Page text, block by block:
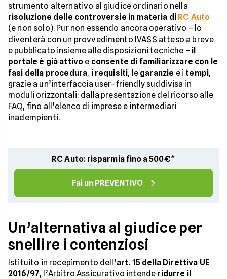
strumento alternativo al giudice ordinario nella
risoluzione delle controversie in materia di RC Auto
(e non solo). Pur non essendo ancora operativo – lo
diventerà con un provvedimento IVASS atteso a breve
e pubblicato insieme alle disposizioni tecniche – il
portale è già attivo e consente di familiarizzare con le
fasi della procedura, i requisiti, le garanzie e i tempi,
grazie a un’interfaccia user–friendly suddivisa in
moduli orizzontali: dalla presentazione del ricorso alle
FAQ, fino all’elenco di imprese e intermediari
inadempienti.
RC Auto: risparmia fino a 500€*
Fai un PREVENTIVO
Un’alternativa al giudice per
snellire i contenziosi
Istituito in recepimento dell’art. 15 della Direttiva UE
2016/97, l’Arbitro Assicurativo intende ridurre il